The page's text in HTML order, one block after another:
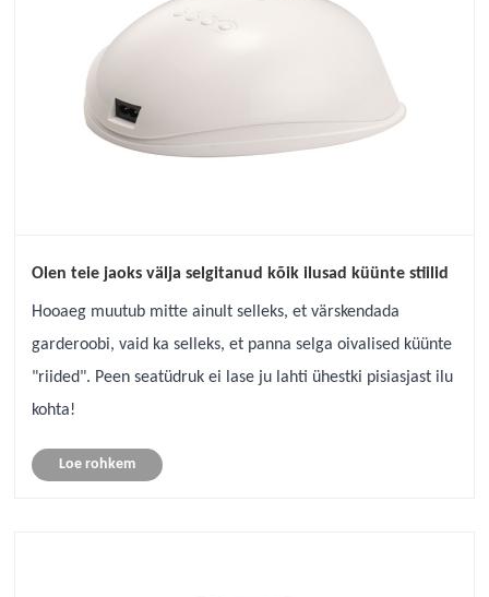
Olen teie jaoks välja selgitanud kõik ilusad küünte stiilid
Hooaeg muutub mitte ainult selleks, et värskendada
garderoobi, vaid ka selleks, et panna selga oivalised küünte
"riided". Peen seatüdruk ei lase ju lahti ühestki pisiasjast ilu
kohta!
Loe rohkem